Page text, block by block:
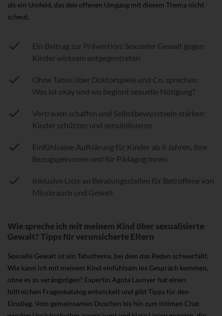
als ein Umfeld, das den offenen Umgang mit diesem Thema nicht
scheut.
Ein Beitrag zur Prävention: Sexueller Gewalt gegen
Kinder wirksam entgegentreten
Ohne Tabus über Doktorspiele und Co. sprechen:
Was ist okay und wo beginnt sexuelle Nötigung?
Vertrauen schaffen und Selbstbewusstsein stärken:
Kinder schützen und sensibilisieren
Einfühlsame Aufklärung für Kinder ab 6 Jahren, ihre
Bezugspersonen und für Pädagog:innen
Inklusive Liste an Beratungsstellen für Betroffene von
Missbrauch und Gewalt
Wie spreche ich mit meinem Kind über sexualisierte
Gewalt? Tipps für verunsicherte Eltern
Sexuelle Gewalt ist ein Tabuthema, bei dem das Reden schwerfällt.
Wie kann ich mit meinem Kind einfühlsam ins Gespräch kommen,
ohne es zu verängstigen? Expertin Agota Lavoyer hat einen
hilfreichen Fragenkatalog entwickelt und gibt Tipps für den
Einstieg. Vom gemeinsamen Duschen bis hin zum intimen Chat